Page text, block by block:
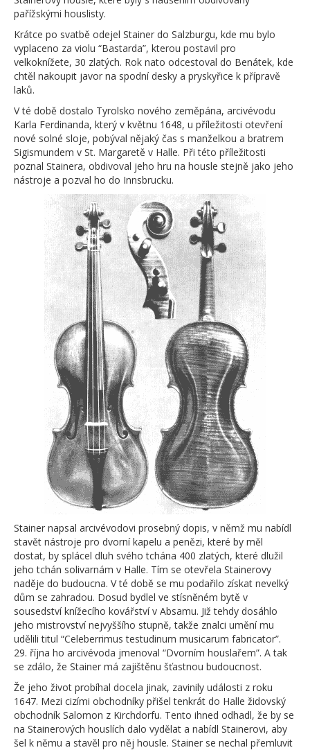
pařížskými houslisty.
Krátce po svatbě odejel Stainer do Salzburgu, kde mu bylo
vyplaceno za violu “Bastarda”, kterou postavil pro
velkoknížete, 30 zlatých. Rok nato odcestoval do Benátek, kde
chtěl nakoupit javor na spodní desky a pryskyřice k přípravě
laků.
V té době dostalo Tyrolsko nového zeměpána, arcivévodu
Karla Ferdinanda, který v květnu 1648, u příležitosti otevření
nové solné sloje, pobýval nějaký čas s manželkou a bratrem
Sigismundem v St. Margaretě v Halle. Při této příležitosti
poznal Stainera, obdivoval jeho hru na housle stejně jako jeho
nástroje a pozval ho do Innsbrucku.
Stainer napsal arcivévodovi prosebný dopis, v němž mu nabídl
stavět nástroje pro dvorní kapelu a penězi, které by měl
dostat, by splácel dluh svého tchána 400 zlatých, které dlužil
jeho tchán solivarnám v Halle. Tím se otevřela Stainerovy
naděje do budoucna. V té době se mu podařilo získat nevelký
dům se zahradou. Dosud bydlel ve stísněném bytě v
sousedství knížecího kovářství v Absamu. Již tehdy dosáhlo
jeho mistrovství nejvyššího stupně, takže znalci umění mu
udělili titul “Celeberrimus testudinum musicarum fabricator”.
29. října ho arcivévoda jmenoval “Dvorním houslařem”. A tak
se zdálo, že Stainer má zajištěnu šťastnou budoucnost.
Že jeho život probíhal docela jinak, zavinily události z roku
1647. Mezi cizími obchodníky přišel tenkrát do Halle židovský
obchodník Salomon z Kirchdorfu. Tento ihned odhadl, že by se
na Stainerových houslích dalo vydělat a nabídl Stainerovi, aby
šel k němu a stavěl pro něj housle. Stainer se nechal přemluvit